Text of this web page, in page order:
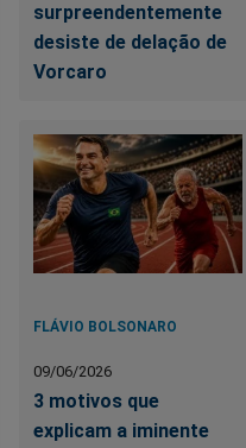
surpreendentemente
desiste de delação de
Vorcaro
FLÁVIO BOLSONARO
09/06/2026
3 motivos que
explicam a iminente